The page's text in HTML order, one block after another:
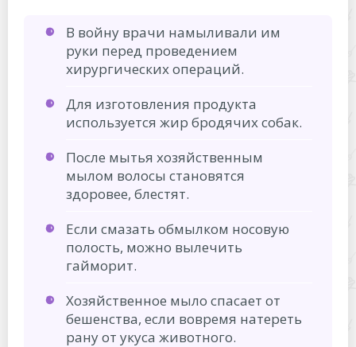
В войну врачи намыливали им
руки перед проведением
хирургических операций.
Для изготовления продукта
используется жир бродячих собак.
После мытья хозяйственным
мылом волосы становятся
здоровее, блестят.
Если смазать обмылком носовую
полость, можно вылечить
гайморит.
Хозяйственное мыло спасает от
бешенства, если вовремя натереть
рану от укуса животного.